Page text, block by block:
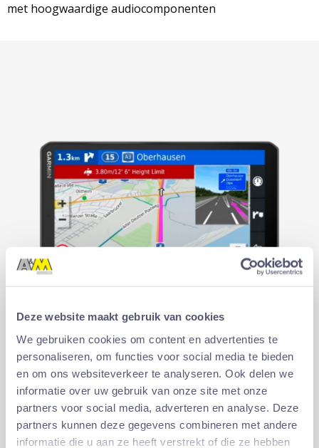
Deze website maakt gebruik van cookies
We gebruiken cookies om content en advertenties te
personaliseren, om functies voor social media te bieden
en om ons websiteverkeer te analyseren. Ook delen we
informatie over uw gebruik van onze site met onze
partners voor social media, adverteren en analyse. Deze
partners kunnen deze gegevens combineren met andere
informatie die u aan ze heeft verstrekt of die ze hebben
met hoogwaardige audiocomponenten
GPS Garmin
De Garmin GPS systemen hebben het grote voordeel dat
er voor elk type voertuig
een specifiek systeem is met aangepast kaartmateriaal.